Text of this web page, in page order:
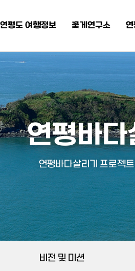
연평도 여행정보 꽃게연구소
연평바다
연평바다살리기 프로젝
비전 및 미션